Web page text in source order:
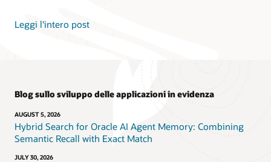
Leggi l'intero post
Blog sullo sviluppo delle applicazioni in evidenza
AUGUST 5, 2026
Hybrid Search for Oracle AI Agent Memory: Combining
Semantic Recall with Exact Match
JULY 30, 2026